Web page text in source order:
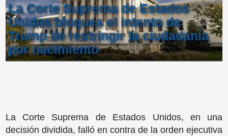
La Corte Suprema de Estados
Unidos bloquea el intento de
Trump de restringir la ciudadanía
por nacimiento
La Corte Suprema de Estados Unidos, en una
decisión dividida, falló en contra de la orden ejecutiva